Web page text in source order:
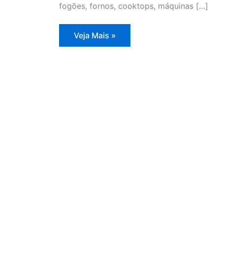
fogões, fornos, cooktops, máquinas […]
Assistência
Técnica
Veja Mais »